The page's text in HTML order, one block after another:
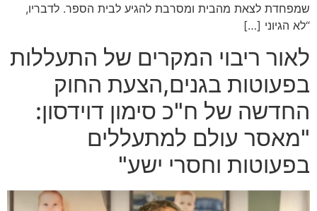
שמפחדת לצאת מהבית ומסרבת להגיע לבית הספר. לדבריו,
“לא הגיוני […]
לאור ריבוי המקרים של התעללות
בפעוטות בגנים,הצעת החוק
החדשה של ח"כ סימון דוידסון:
"מאסר עולם למתעללים
בפעוטות וחסרי ישע"